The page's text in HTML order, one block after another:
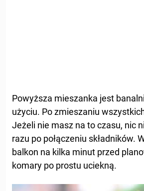
Powyższa mieszanka jest
użyciu. Po zmieszaniu
Jeżeli nie masz na to czasu, nic
razu po połączeniu składników.
balkon na kilka minut przed
komary po prostu uciekną.